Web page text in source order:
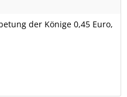
der Könige 0,45 Euro,